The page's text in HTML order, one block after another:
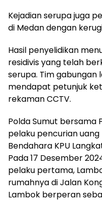
Kejadian serupa juga
di Medan dengan
Hasil penyelidikan
residivis yang telah
serupa. Tim
mendapat petunjuk
rekaman CCTV.
Polda Sumut bersama
pelaku pencurian
Bendahara KPU
Pada 17 Desember
pelaku pertama,
rumahnya di Jalan
Lambok berperan